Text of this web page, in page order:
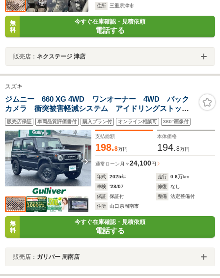
住所
三重県津市
無
料
今すぐ在庫確認・見積依頼
電話する
販売店： ネクステージ 津店
スズキ
ジムニー 660 XG 4WD ワンオーナー 4WD バック
カメラ 衝突被害軽減システム アイドリングストッ
プ ダウンヒルアシストコントロール オートライト
横滑り防止装置 ABS 純正フロアマット スペアキー1
本 リモコンキー
販売店保証 車両品質評価書付 購入プラン付 オンライン相談可 360°画像付
支払総額
198.8万円
本体価格
194.8万円
通常ローン 月々24,100円
年式 2025年 走行 0.6万km
車検
'28/07 修復
なし
保証
保証付 整備
法定整備付
住所
山口県周南市
無
料
今すぐ在庫確認・見積依頼
電話する
販売店： ガリバー 周南店